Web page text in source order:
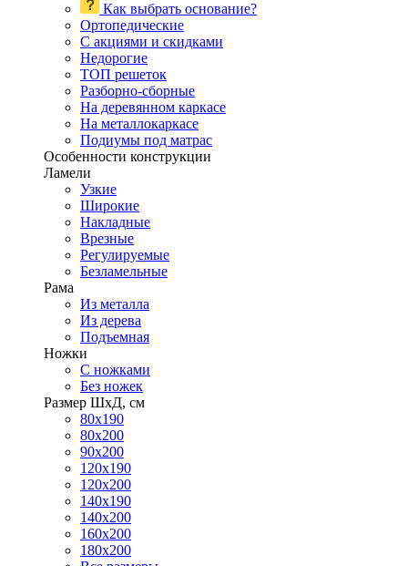
Как выбрать основание?
Ортопедические
С акциями и скидками
Недорогие
ТОП решеток
Разборно-сборные
На деревянном каркасе
На металлокаркасе
Подиумы под матрас
Особенности конструкции
Ламели
Узкие
Широкие
Накладные
Врезные
Регулируемые
Безламельные
Рама
Из металла
Из дерева
Подъемная
Ножки
С ножками
Без ножек
Размер ШхД, см
80х190
80х200
90х200
120х190
120х200
140х190
140х200
160х200
180х200